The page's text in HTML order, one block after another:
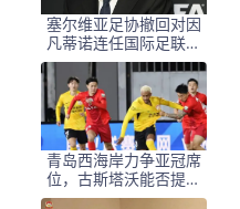
塞尔维亚足协撤回对因
凡蒂诺连任国际足联主
席的支持
青岛西海岸力争亚冠席
位，古斯塔沃能否提升
表现？